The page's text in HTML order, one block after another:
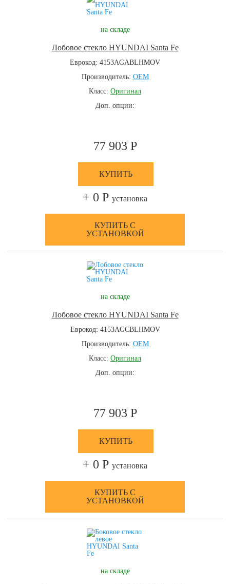
на складе
Лобовое стекло HYUNDAI Santa Fe
Еврокод: 4153AGABLHMOV
Производитель: OEM
Класс: Оригинал
Доп. опции:
77 903 Р
КУПИТЬ
+ 0 Р установка
КУПИТЬ С
УСТАНОВКОЙ
на складе
Лобовое стекло HYUNDAI Santa Fe
Еврокод: 4153AGCBLHMOV
Производитель: OEM
Класс: Оригинал
Доп. опции:
77 903 Р
КУПИТЬ
+ 0 Р установка
КУПИТЬ С
УСТАНОВКОЙ
на складе